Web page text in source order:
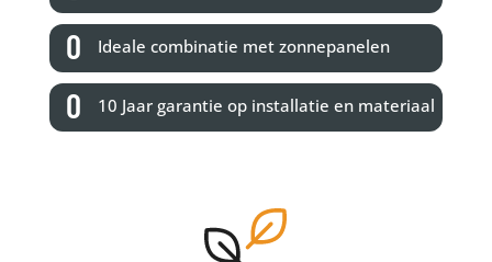
Ideale combinatie met zonnepanelen
10 Jaar garantie op installatie en materiaal